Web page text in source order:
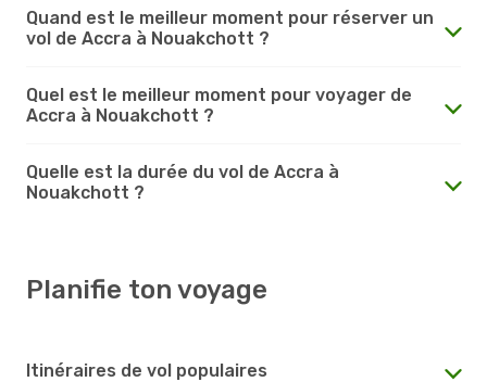
Quand est le meilleur moment pour réserver un
vol de Accra à Nouakchott ?
Quel est le meilleur moment pour voyager de
Accra à Nouakchott ?
Quelle est la durée du vol de Accra à
Nouakchott ?
Planifie ton voyage
Itinéraires de vol populaires